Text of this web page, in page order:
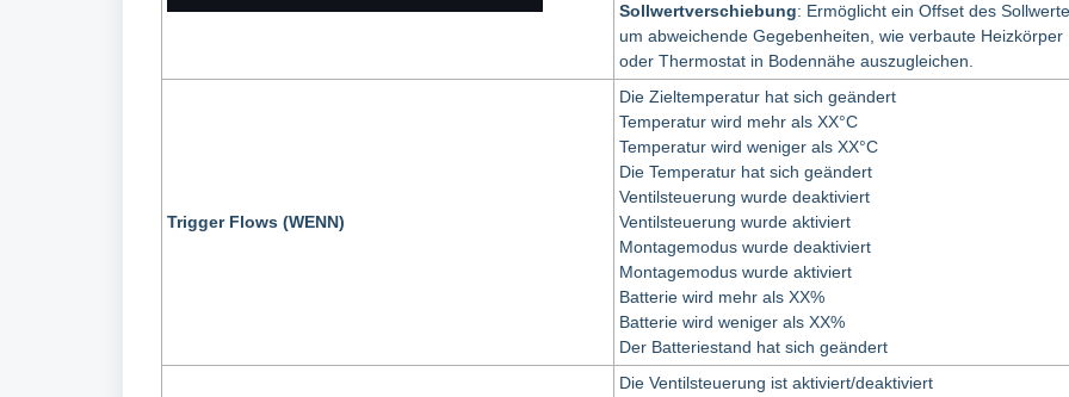
Sollwertverschiebung: Ermöglicht ein Offset des
um abweichende Gegebenheiten, wie verbaute Heizkörper
oder Thermostat in Bodennähe auszugleichen.
Trigger Flows (WENN)
Die Zieltemperatur hat sich geändert
Temperatur wird mehr als XX°C
Temperatur wird weniger als XX°C
Die Temperatur hat sich geändert
Ventilsteuerung wurde deaktiviert
Ventilsteuerung wurde aktiviert
Montagemodus wurde deaktiviert
Montagemodus wurde aktiviert
Batterie wird mehr als XX%
Batterie wird weniger als XX%
Der Batteriestand hat sich geändert
Die Ventilsteuerung ist aktiviert/deaktiviert